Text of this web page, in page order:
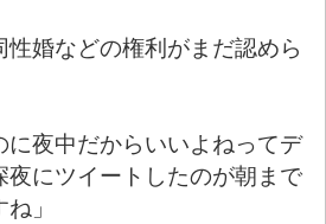
婚などの権利がまだ認めら
夜中だからいいよねってデ
にツイートしたのが朝まで
」